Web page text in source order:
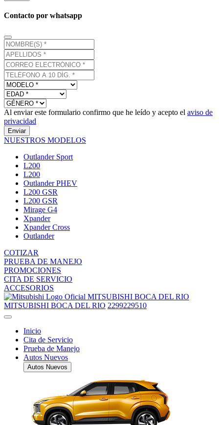
Contacto por whatsapp
Al enviar este formulario confirmo que he leído y acepto el aviso de
privacidad
Enviar
NUESTROS MODELOS
Outlander Sport
L200
L200
Outlander PHEV
L200 GSR
L200 GSR
Mirage G4
Xpander
Xpander Cross
Outlander
COTIZAR
PRUEBA DE MANEJO
PROMOCIONES
CITA DE SERVICIO
ACCESORIOS
MITSUBISHI BOCA DEL RIO
MITSUBISHI BOCA DEL RIO 2299229510
Inicio
Cita de Servicio
Prueba de Manejo
Autos Nuevos
Autos Nuevos